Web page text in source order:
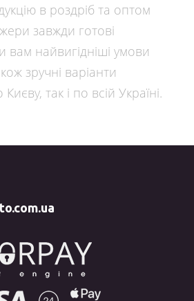
в роздріб та оптом
завжди готові
вам найвигідніші умови
зручні варіанти
так і по всій Україні.